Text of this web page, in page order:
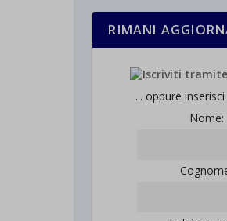
RIMANI
... oppure
Nome: